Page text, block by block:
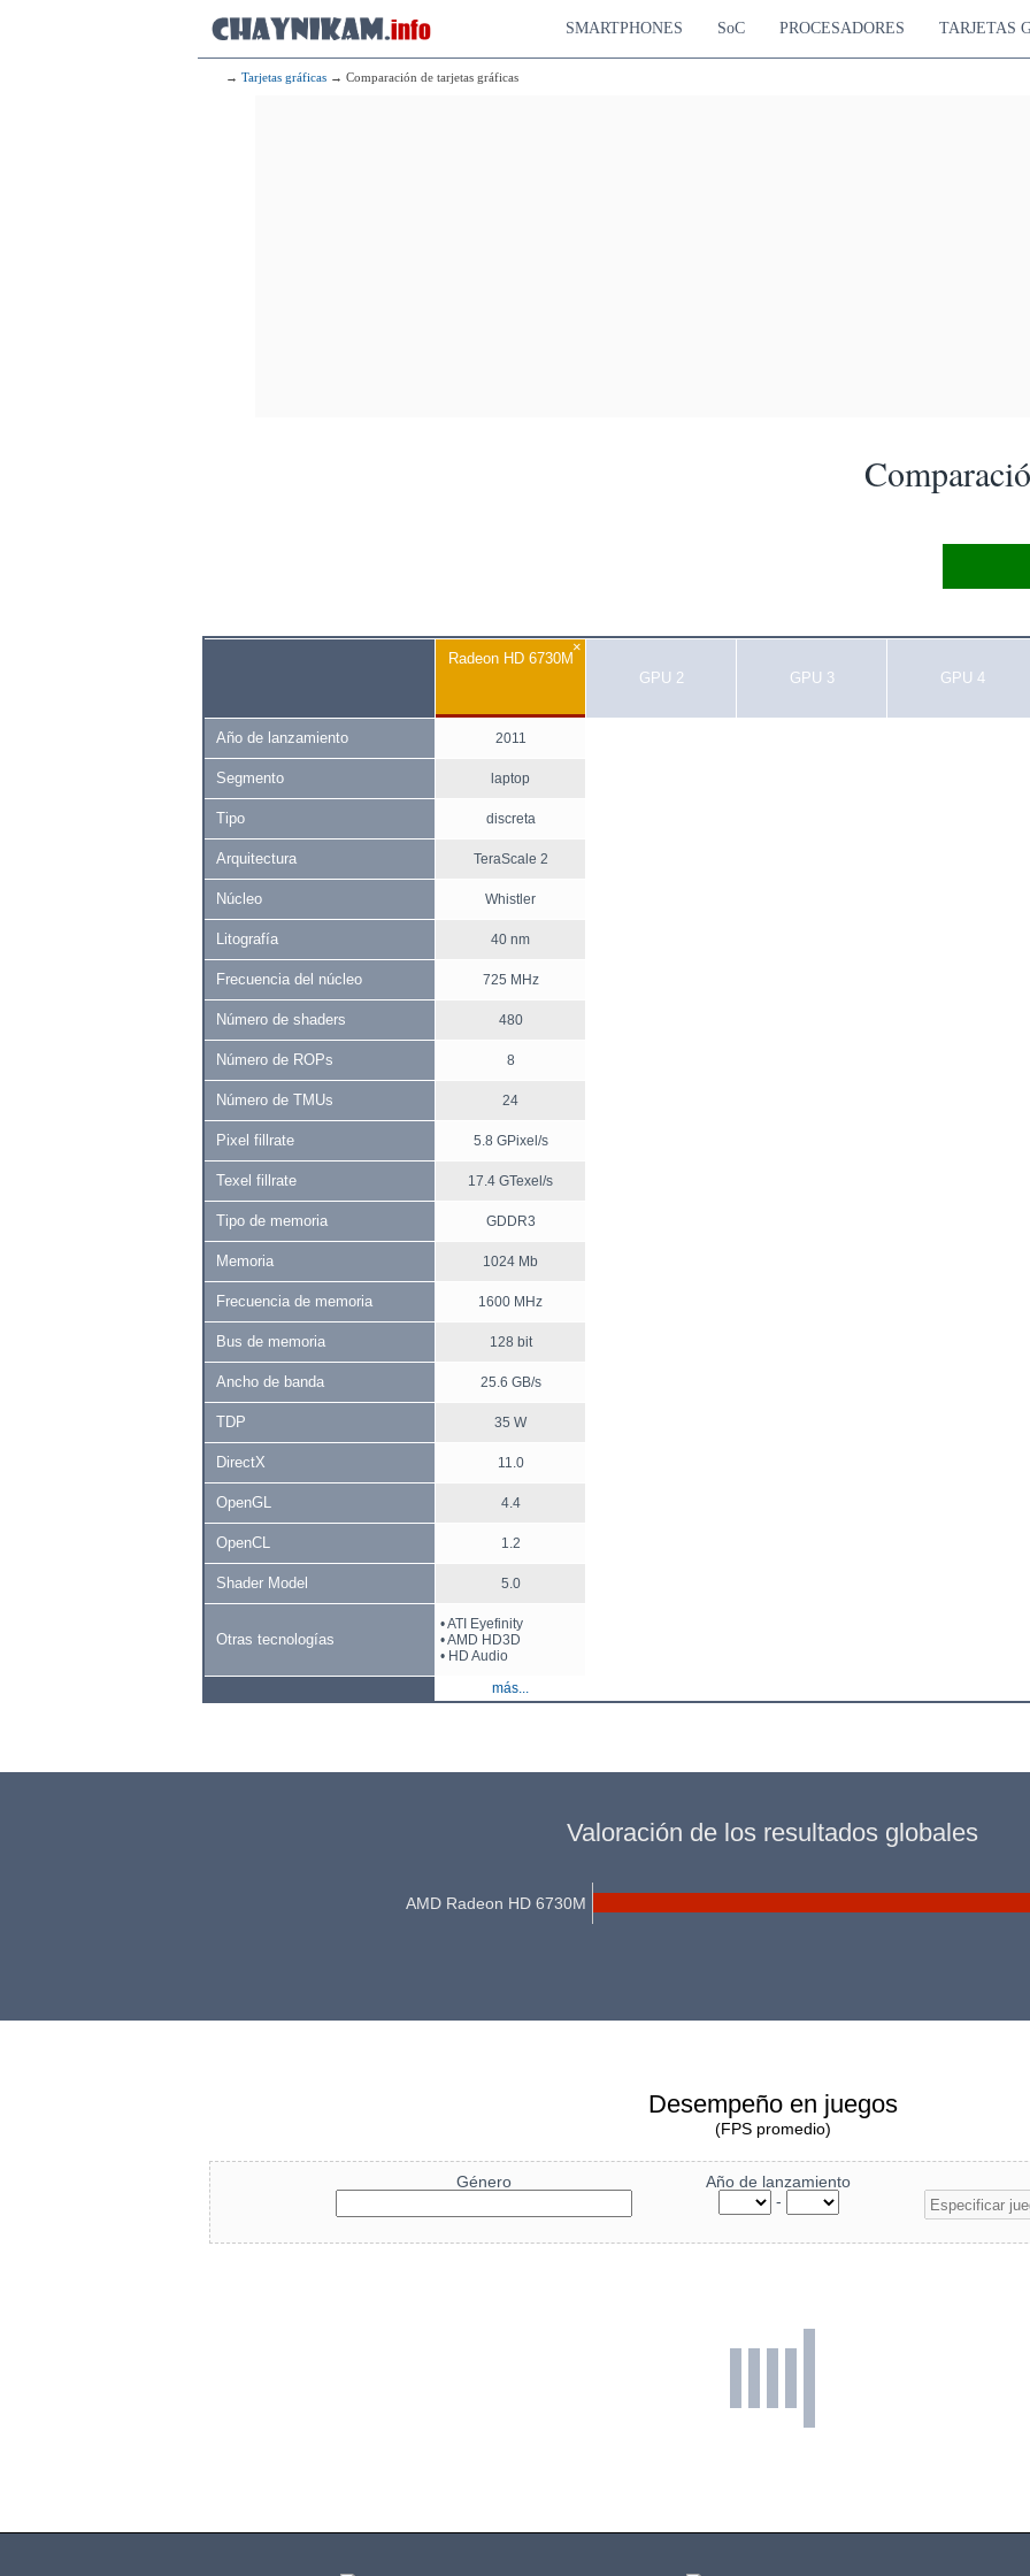
SMARTPHONES SoC PROCESADORES TARJETAS
→ Tarjetas gráficas → Comparación de tarjetas gráficas
×
Radeon HD 6730M
GPU 2
GPU 3 GPU 4
Año de lanzamiento 2011
Segmento laptop
Tipo discreta
Arquitectura TeraScale 2
Núcleo Whistler
Litografía 40 nm
Frecuencia del núcleo 725 MHz
Número de shaders 480
Número de ROPs 8
Número de TMUs 24
Pixel fillrate 5.8 GPixel/s
Texel fillrate 17.4 GTexel/s
Tipo de memoria GDDR3
Memoria 1024 Mb
Frecuencia de memoria 1600 MHz
Bus de memoria 128 bit
Ancho de banda 25.6 GB/s
TDP 35 W
DirectX 11.0
OpenGL 4.4
OpenCL 1.2
Shader Model 5.0
Otras tecnologías
• ATI Eyefinity
• AMD HD3D
• HD Audio
más...
Valoración de los resultados globales
AMD Radeon HD 6730M
Desempeño en juegos
(FPS promedio)
Género
Año de lanzamiento
-